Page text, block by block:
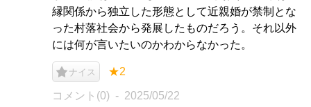
縁関係から独立した形態として近親婚が禁制とな
った村落社会から発展したものだろう。それ以外
には何が言いたいのかわからなかった。
ナイス ★2
コメント(0) 2025/05/22